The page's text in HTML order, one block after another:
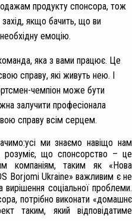
продукту спонсора, тож
захід, якщо бачить, що ви
емоцію.
команда, яка з вами працює. Це
справу, які живуть нею. І
чемпіон може бути
залучити професіонала
справу всім серцем.
ми знаємо навіщо нам
розуміє, що спонсорство – це
компаніям, таким як «Нова
Borjomi Ukraine» важливим є не
вирішення соціальної проблеми.
потрібно виконати «домашнє
таким, який відповідатиме